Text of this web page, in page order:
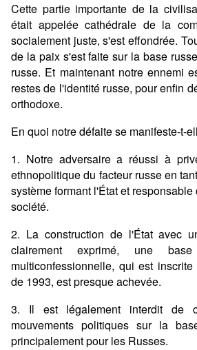
Cette partie importante de la
était appelée cathédrale de la
socialement juste, s'est effondrée.
de la paix s'est faite sur la base
russe. Et maintenant notre ennemi
restes de l'identité russe, pour enfin
orthodoxe.
En quoi notre défaite se manifeste-t-
1. Notre adversaire a réussi à
ethnopolitique du facteur russe en
système formant l'État et
société.
2. La construction de l'État avec
clairement exprimé, une
multiconfessionnelle, qui est
de 1993, est presque achevée.
3. Il est légalement interdit de
mouvements politiques sur la
principalement pour les Russes.